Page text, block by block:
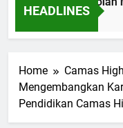
HEADLINES
Home Camas
Mengembangkan
Pendidikan Camas